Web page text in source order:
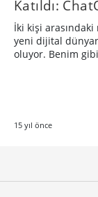
Katıldı:
İki kişi
yeni dijital
oluyor. Benim
15 yıl önce